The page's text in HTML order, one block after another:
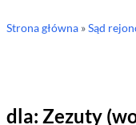
Strona główna »Sąd
dla: Zezuty (